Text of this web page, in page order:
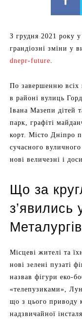
З грудня 2021 року у
грандіозні зміни у
dnepr-future.
По завершенню всіх
в районі вулиць
Івана Мазепи дітей
парк, графіті
корт. Місто Дніпро
сучасного
нові величезні і
Що за
з’явились
Місцеві жителі та
нові зелені пузаті
назвав фігури еко-
«телепузиками»,
що з цього приводу
надзвичайної